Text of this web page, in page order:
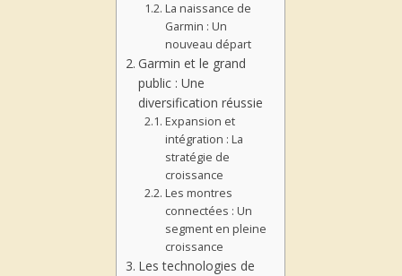
La naissance de
Garmin : Un
nouveau départ
Garmin et le grand
public : Une
diversification réussie
Expansion et
intégration : La
stratégie de
croissance
Les montres
connectées : Un
segment en pleine
croissance
Les technologies de